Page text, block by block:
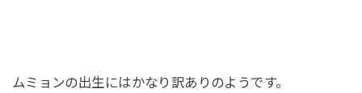
ムミョンの出生にはかなり訳ありのようです。